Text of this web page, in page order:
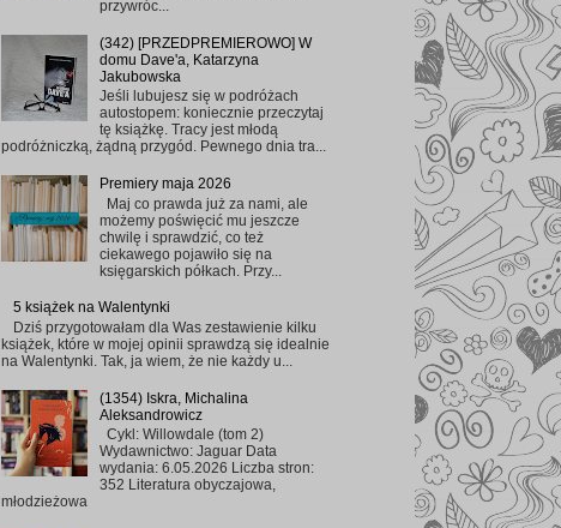
przywróc...
(342) [PRZEDPREMIEROWO] W
domu Dave'a, Katarzyna
Jakubowska
Jeśli lubujesz się w podróżach
autostopem: koniecznie przeczytaj
tę książkę. Tracy jest młodą
podróżniczką, żądną przygód. Pewnego dnia tra...
Premiery maja 2026
Maj co prawda już za nami, ale
możemy poświęcić mu jeszcze
chwilę i sprawdzić, co też
ciekawego pojawiło się na
księgarskich półkach. Przy...
5 książek na Walentynki
Dziś przygotowałam dla Was zestawienie kilku
książek, które w mojej opinii sprawdzą się idealnie
na Walentynki. Tak, ja wiem, że nie każdy u...
(1354) Iskra, Michalina
Aleksandrowicz
Cykl: Willowdale (tom 2)
Wydawnictwo: Jaguar Data
wydania: 6.05.2026 Liczba stron:
352 Literatura obyczajowa,
młodzieżowa